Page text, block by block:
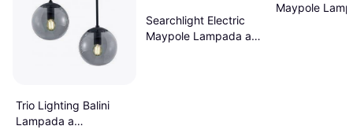
Trio Lighting Balini
Lampada a
Searchlight Electric
Maypole Lampada a
Maypole